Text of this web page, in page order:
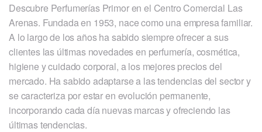
Descubre Perfumerías Primor en el Centro Comercial Las
Arenas. Fundada en 1953, nace como una empresa familiar.
A lo largo de los años ha sabido siempre ofrecer a sus
clientes las últimas novedades en perfumería, cosmética,
higiene y cuidado corporal, a los mejores precios del
mercado. Ha sabido adaptarse a las tendencias del sector y
se caracteriza por estar en evolución permanente,
incorporando cada día nuevas marcas y ofreciendo las
últimas tendencias.